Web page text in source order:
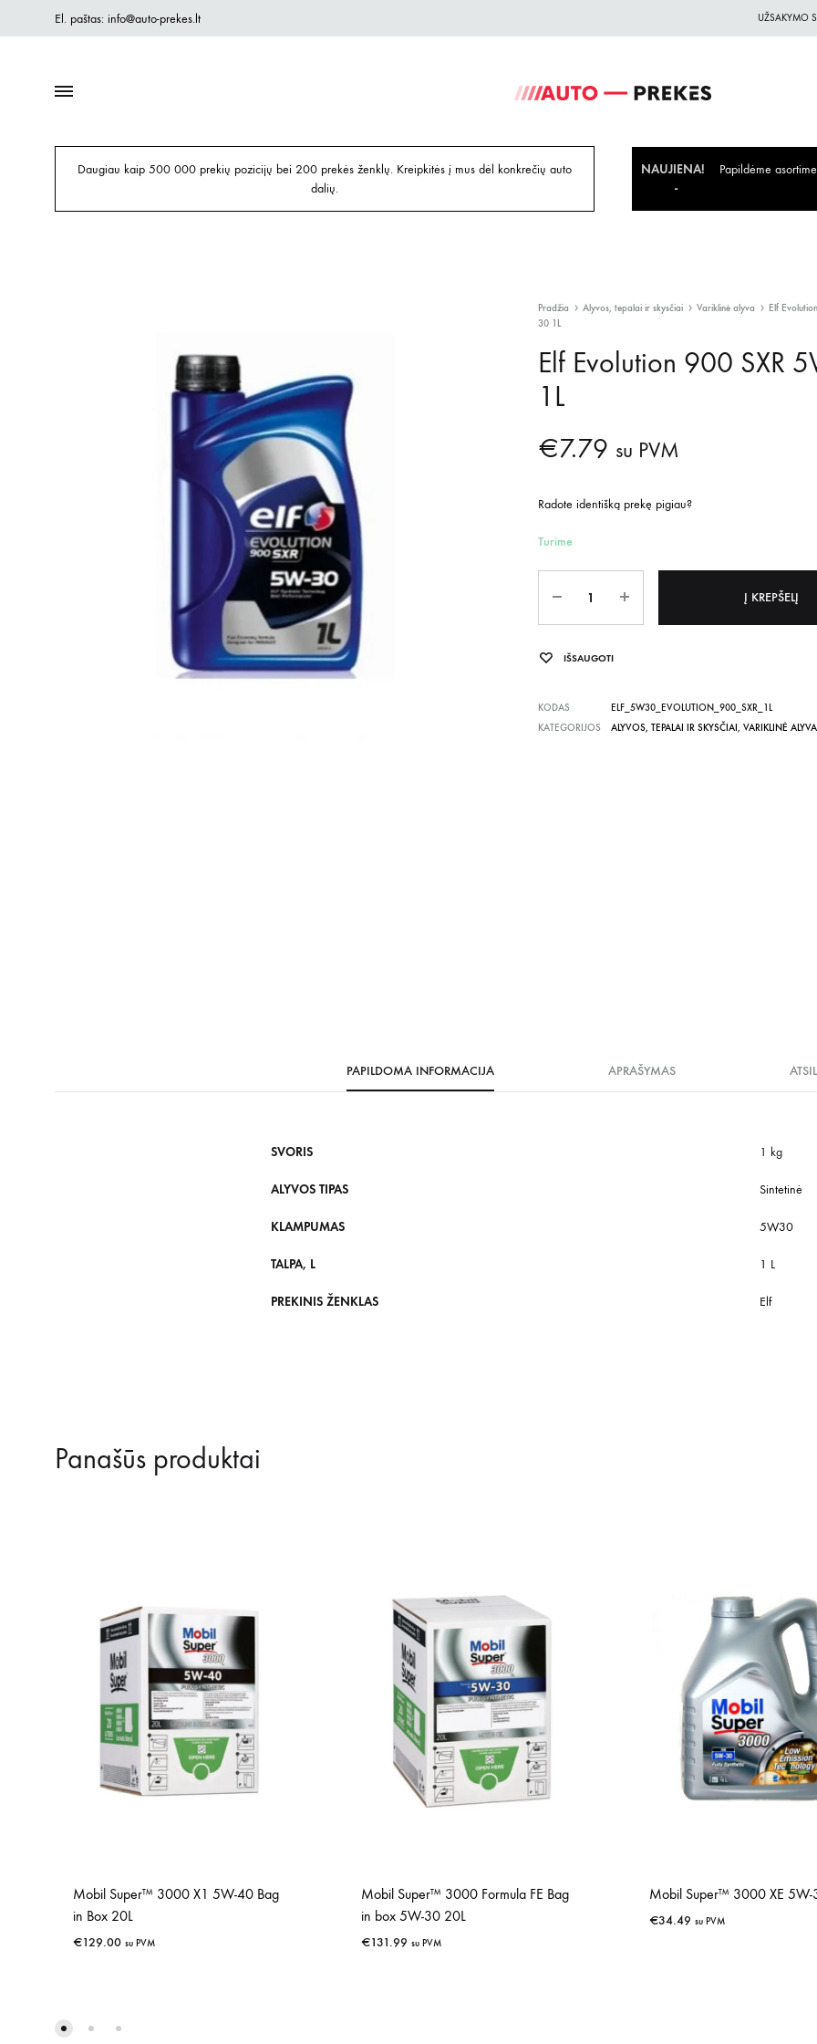
El. paštas: info@auto-prekes.lt UŽSAKYMO
geriausiomis
Daugiau kaip 500 000 prekių pozicijų bei 200 prekės ženklų. Kreipkitės į mus dėl konkrečių auto
dalių.
NAUJIENA!
Papildėme
Pradžia Alyvos, tepalai ir skysčiai Variklinė alyva
Elf
30 1L
Elf Evolution 900 SXR
1L
€7.79 su PVM
Radote identišką prekę pigiau?
Turime
Į KREPŠELĮ
IŠSAUGOTI
KODAS
ELF_5W30_EVOLUTION_900_SXR_1L
KATEGORIJOS
ALYVOS, TEPALAI IR SKYSČIAI, VARIKLINĖ ALYVA
PAPILDOMA INFORMACIJA APRAŠYMAS
SVORIS 1 kg
ALYVOS TIPAS Sintetinė
KLAMPUMAS 5W30
TALPA, L 1 L
PREKINIS ŽENKLAS Elf
Panašūs produktai
Mobil Super™ 3000 X1 5W-40 Bag
in Box 20L
€129.00 su PVM
Mobil Super™ 3000 Formula FE Bag
in box 5W-30 20L
€131.99 su PVM
Mobil Super™ 3000 XE 5W-
€34.49 su PVM